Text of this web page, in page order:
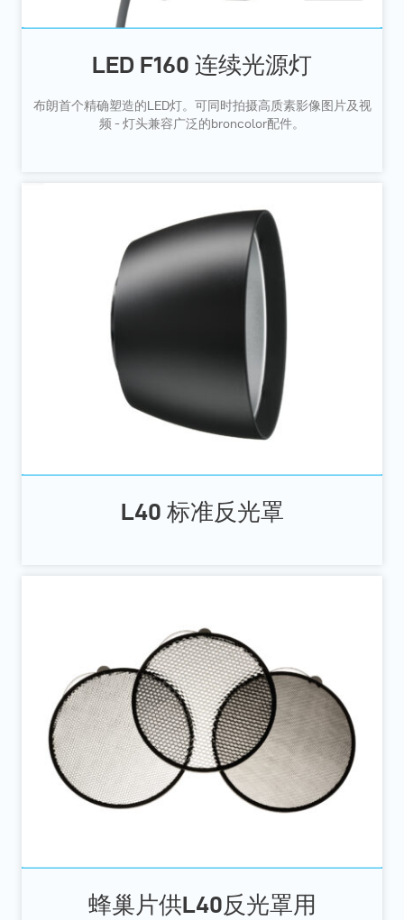
LED F160 连续光源灯
布朗首个精确塑造的LED灯。可同时拍摄高质素影像图片及视
频 - 灯头兼容广泛的broncolor配件。
L40 标准反光罩
蜂巢片供L40反光罩用